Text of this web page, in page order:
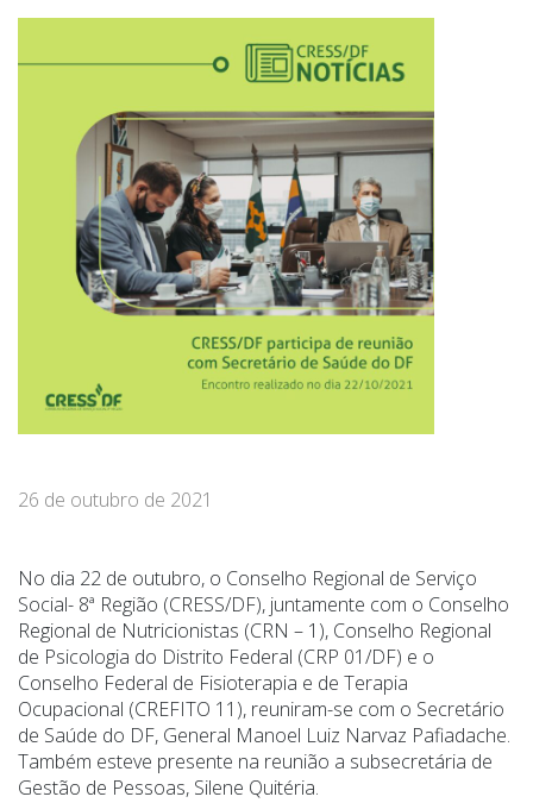
26 de outubro de 2021
No dia 22 de outubro, o Conselho Regional de Serviço
Social- 8ª Região (CRESS/DF), juntamente com o Conselho
Regional de Nutricionistas (CRN – 1), Conselho Regional
de Psicologia do Distrito Federal (CRP 01/DF) e o
Conselho Federal de Fisioterapia e de Terapia
Ocupacional (CREFITO 11), reuniram-se com o Secretário
de Saúde do DF, General Manoel Luiz Narvaz Pafiadache.
Também esteve presente na reunião a subsecretária de
Gestão de Pessoas, Silene Quitéria.